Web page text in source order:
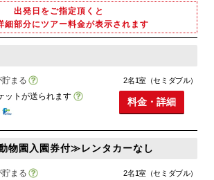
出発日をご指定頂くと
細部分にツアー料金が表示されます
貯まる
ットが送られます
2名1室（セミダブル）
料金・詳細
物園入園券付≫レンタカーなし
貯まる
2名1室（セミダブル）